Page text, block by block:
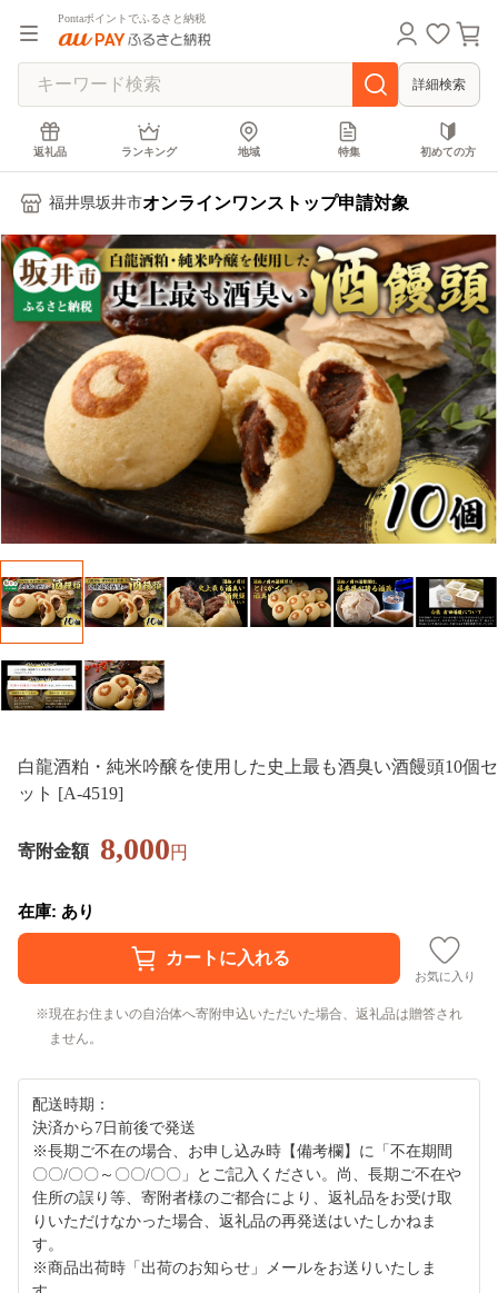
Pontaポイントでふるさと納税
詳細検索
返礼品 ランキング 地域 特集 初めての方
福井県坂井市オンラインワンストップ申請対象
白龍酒粕・純米吟醸を使用した史上最も酒臭い酒饅頭10個セ
ット [A-4519]
寄附金額 8,000円
在庫: あり
お気に入り
現在お住まいの自治体へ寄附申込いただいた場合、返礼品は贈答され
ません。
配送時期：
決済から7日前後で発送
※長期ご不在の場合、お申し込み時【備考欄】に「不在期間
〇〇/〇〇～〇〇/〇〇」とご記入ください。尚、長期ご不在や
住所の誤り等、寄附者様のご都合により、返礼品をお受け取
りいただけなかった場合、返礼品の再発送はいたしかねま
す。
※商品出荷時「出荷のお知らせ」メールをお送りいたしま